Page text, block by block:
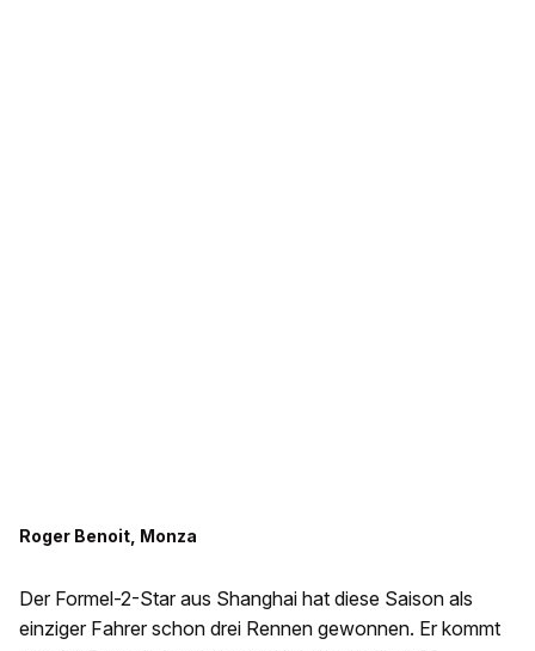
Roger Benoit, Monza
Der Formel-2-Star aus Shanghai hat diese Saison als
einziger Fahrer schon drei Rennen gewonnen. Er kommt